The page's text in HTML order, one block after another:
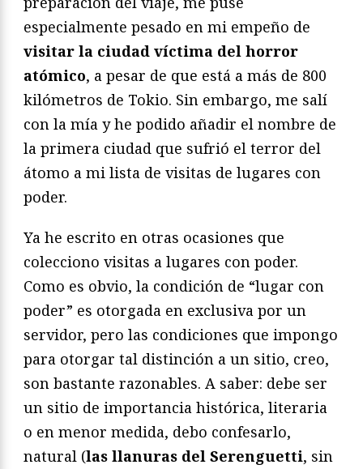
especialmente pesado en mi empeño de
visitar la ciudad víctima del horror
atómico, a pesar de que está a más de 800
kilómetros de Tokio. Sin embargo, me salí
con la mía y he podido añadir el nombre de
la primera ciudad que sufrió el terror del
átomo a mi lista de visitas de lugares con
poder.
Ya he escrito en otras ocasiones que
colecciono visitas a lugares con poder.
Como es obvio, la condición de “lugar con
poder” es otorgada en exclusiva por un
servidor, pero las condiciones que impongo
para otorgar tal distinción a un sitio, creo,
son bastante razonables. A saber: debe ser
un sitio de importancia histórica, literaria
o en menor medida, debo confesarlo,
natural (las llanuras del Serenguetti, sin